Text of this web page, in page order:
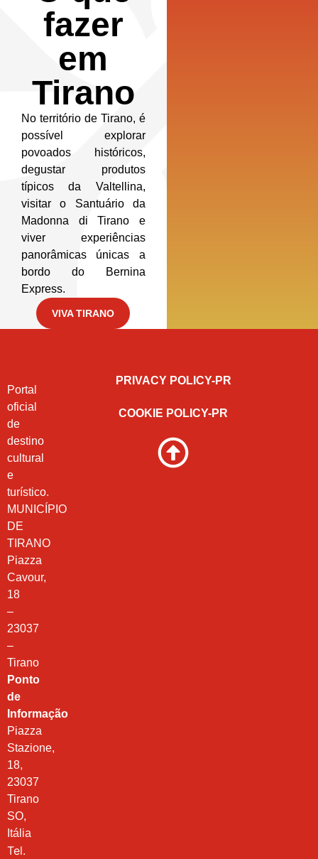
fazer
em
Tirano
No território de Tirano, é
possível explorar
povoados históricos,
degustar produtos
típicos da Valtellina,
visitar o Santuário da
Madonna di Tirano e
viver experiências
panorâmicas únicas a
bordo do Bernina
Express.
VIVA TIRANO
Portal
oficial
de
destino
cultural
e
turístico.
MUNICÍPIO
DE
TIRANO
Piazza
Cavour,
18
–
23037
–
Tirano
Ponto
de
Informação
Piazza
Stazione,
18,
23037
Tirano
SO,
Itália
Tel.
PRIVACY POLICY-PR
COOKIE POLICY-PR